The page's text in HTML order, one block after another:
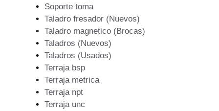
Soporte toma
Taladro fresador (Nuevos)
Taladro magnetico (Brocas)
Taladros (Nuevos)
Taladros (Usados)
Terraja bsp
Terraja metrica
Terraja npt
Terraja unc